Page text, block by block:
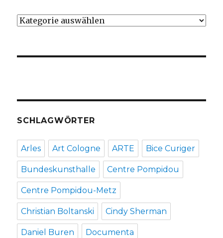
Kategorien
SCHLAGWÖRTER
Arles Art Cologne ARTE Bice Curiger
Bundeskunsthalle Centre Pompidou
Centre Pompidou-Metz
Christian Boltanski Cindy Sherman
Daniel Buren Documenta